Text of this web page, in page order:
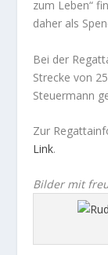
zum Leben“
daher als
Bei der
Strecke von
Steuermann
Zur
Link.
Bilder mit